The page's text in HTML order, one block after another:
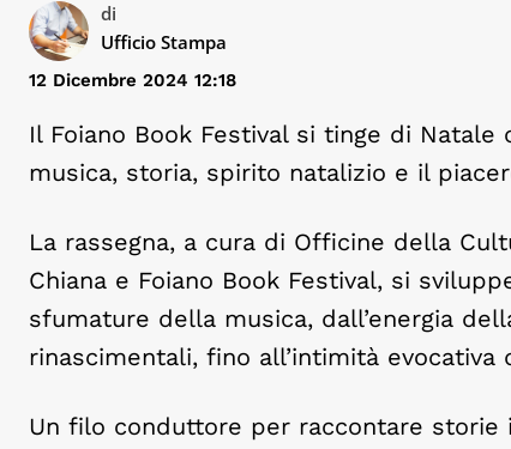
di
Ufficio Stampa
12 Dicembre 2024 12:18
Il Foiano Book Festival si tinge di
musica, storia, spirito natalizio e il
La rassegna, a cura di Officine della
Chiana e Foiano Book Festival, si
sfumature della musica, dall’energia
rinascimentali, fino all’intimità evocativa
Un filo conduttore per raccontare